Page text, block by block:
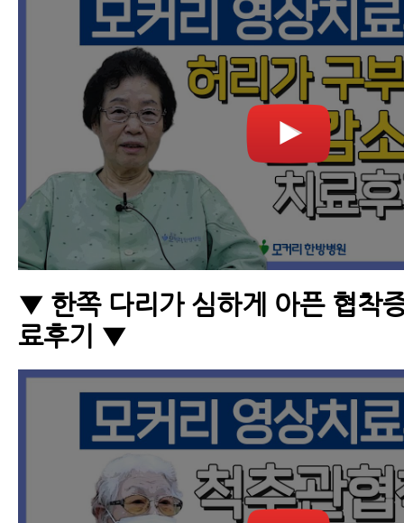
▼ 한쪽 다리가 심하게 아픈 협착
료후기 ▼